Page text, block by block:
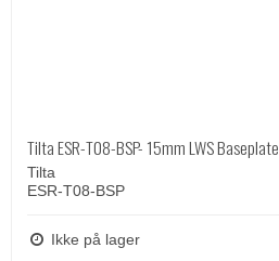
Tilta ESR-T08-BSP- 15mm LWS Baseplate
Tilta
ESR-T08-BSP
Ikke på lager